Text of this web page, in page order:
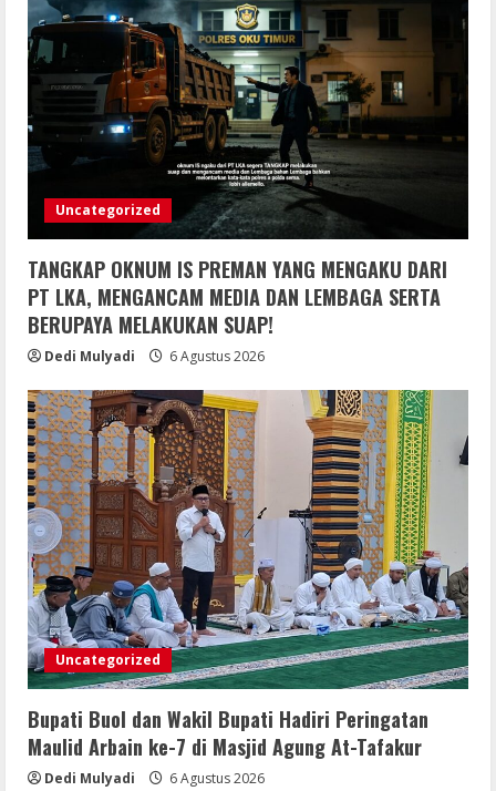
Uncategorized
TANGKAP OKNUM IS PREMAN YANG MENGAKU DARI
PT LKA, MENGANCAM MEDIA DAN LEMBAGA SERTA
BERUPAYA MELAKUKAN SUAP!
Dedi Mulyadi 6 Agustus 2026
Uncategorized
Bupati Buol dan Wakil Bupati Hadiri Peringatan
Maulid Arbain ke-7 di Masjid Agung At-Tafakur
Dedi Mulyadi 6 Agustus 2026